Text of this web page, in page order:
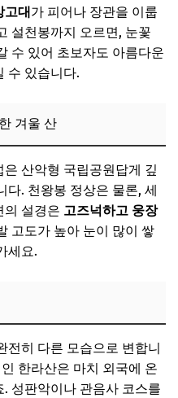
고대가 피어나 장관을 이룹
설천봉까지 오르면, 눈꽃
수 있어 초보자도 아름다운
수 있습니다.
겨울 산
산악형 국립공원답게 깊
다. 천왕봉 정상은 물론, 세
의 설경은 고즈넉하고 웅장
고도가 높아 눈이 많이 쌓
세요.
전히 다른 모습으로 변합니
한라산은 마치 외국에 온
성판악이나 관음사 코스를